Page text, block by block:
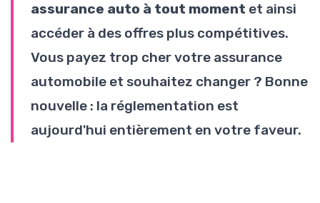
assurance auto à tout moment et ainsi
accéder à des offres plus compétitives.
Vous payez trop cher votre assurance
automobile et souhaitez changer ? Bonne
nouvelle : la réglementation est
aujourd'hui entièrement en votre faveur.